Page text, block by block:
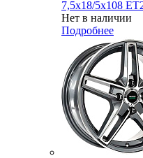
7,5x18/5x108
Нет в наличии
Подробнее